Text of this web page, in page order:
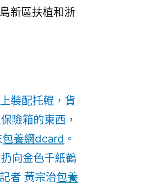
新區扶植和浙
裝配托輥，貨
險箱的東西，
包養網dcard 。
向金色千紙鶴
者 黃宗治包養